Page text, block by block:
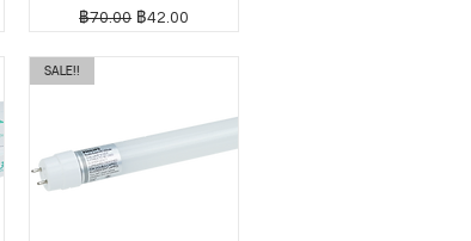
ราคาปกติ
฿70.00 ราคาขายลด
฿42.00
SALE!!